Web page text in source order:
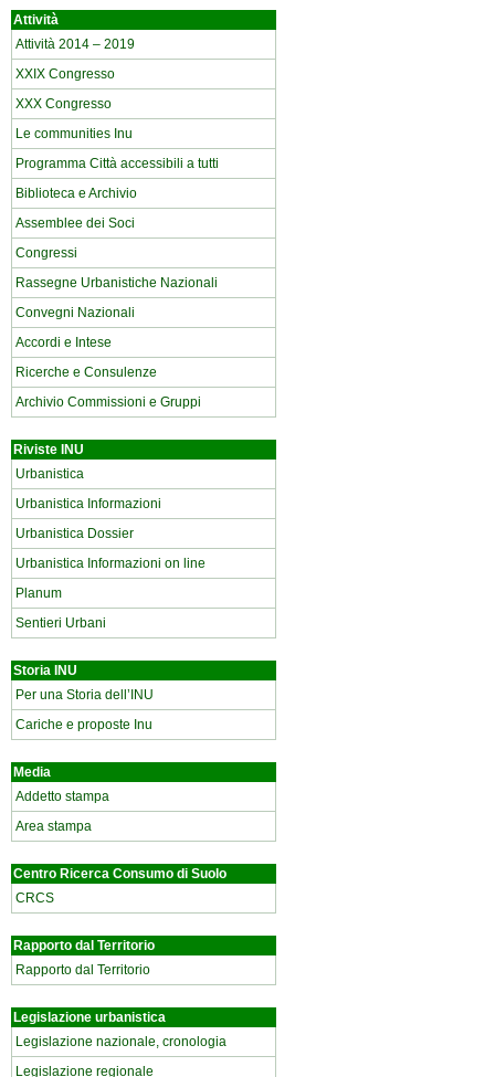
Attività
Attività 2014 – 2019
XXIX Congresso
XXX Congresso
Le communities Inu
Programma Città accessibili a tutti
Biblioteca e Archivio
Assemblee dei Soci
Congressi
Rassegne Urbanistiche Nazionali
Convegni Nazionali
Accordi e Intese
Ricerche e Consulenze
Archivio Commissioni e Gruppi
Riviste INU
Urbanistica
Urbanistica Informazioni
Urbanistica Dossier
Urbanistica Informazioni on line
Planum
Sentieri Urbani
Storia INU
Per una Storia dell’INU
Cariche e proposte Inu
Media
Addetto stampa
Area stampa
Centro Ricerca Consumo di Suolo
CRCS
Rapporto dal Territorio
Rapporto dal Territorio
Legislazione urbanistica
Legislazione nazionale, cronologia
Legislazione regionale